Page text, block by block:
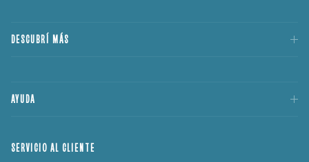
DESCUBRÍ MÁS
AYUDA
SERVICIO AL CLIENTE